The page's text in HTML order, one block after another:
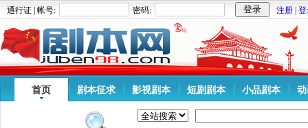
通行证 | 帐号: 密码: 注册
首页 剧本征求 影视剧本 短剧剧本 小品剧本